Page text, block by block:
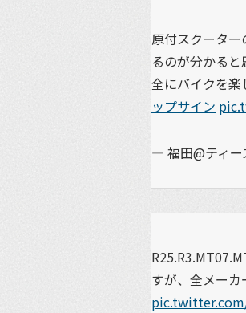
原付スクータ
るのが分かる
全にバイクを楽
ップサイン
— 福田@ティ
すが、全メーカ